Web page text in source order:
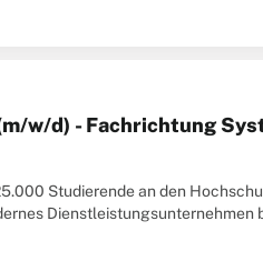
w/d) - Fachrichtung
Studierende an den